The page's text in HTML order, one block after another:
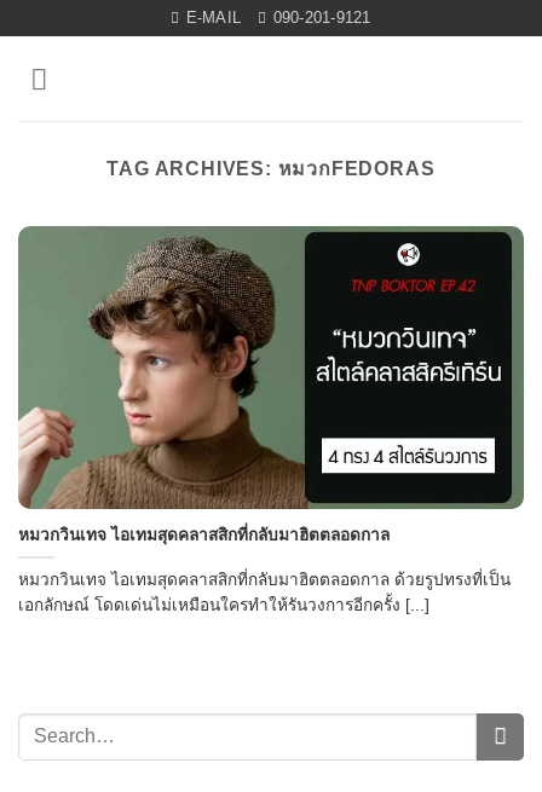
content
E-MAIL 090-201-9121
TAG ARCHIVES: หมวกFEDORAS
หมวกวินเทจ ไอเทมสุดคลาสสิกที่กลับมาฮิตตลอดกาล
หมวกวินเทจ ไอเทมสุดคลาสสิกที่กลับมาฮิตตลอดกาล ด้วยรูปทรงที่เป็น
เอกลักษณ์ โดดเด่นไม่เหมือนใครทำให้รันวงการอีกครั้ง [...]